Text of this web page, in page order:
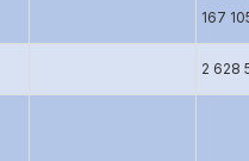
167
2 628